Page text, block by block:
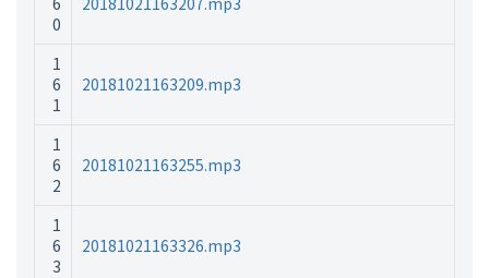
0
1
6
1
20181021163209.mp3
1
6
2
20181021163255.mp3
1
6
3
20181021163326.mp3